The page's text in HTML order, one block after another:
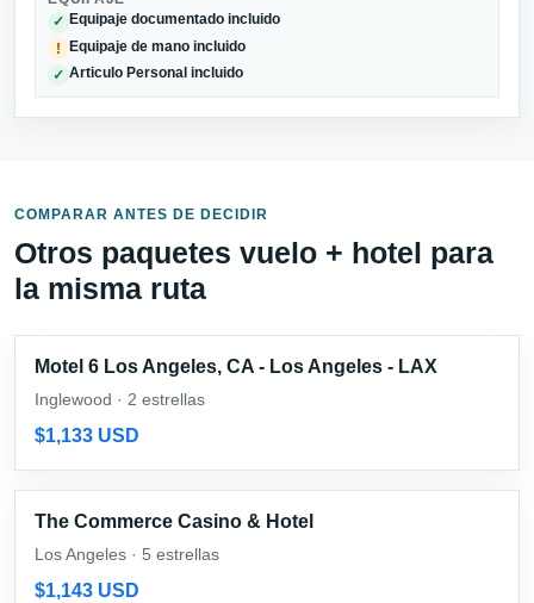
✓ Equipaje documentado incluido
! Equipaje de mano incluido
✓ Articulo Personal incluido
COMPARAR ANTES DE DECIDIR
Otros paquetes vuelo + hotel para
la misma ruta
Motel 6 Los Angeles, CA - Los Angeles - LAX
Inglewood · 2 estrellas
$1,133 USD
The Commerce Casino & Hotel
Los Angeles · 5 estrellas
$1,143 USD